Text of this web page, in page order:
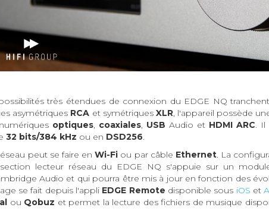
très étendues de connexion du EDGE NQ
asymétriques RCA et symétriques XLR, l'appareil possède
optiques, coaxiales, USB Audio et HDMI ARC. Il
32 bits/384 kHz ou en DSD256.
peut se faire enWi-Fi ou par câble Ethernet. La
lecteur réseau du EDGE NQ s'appuie sur un
Audio et qui pourra être mis à jour en fonction des
se fait depuis l'appli EDGE Remote disponible sous iOS et
ou Qobuz et permet la lecture des fichiers de musique